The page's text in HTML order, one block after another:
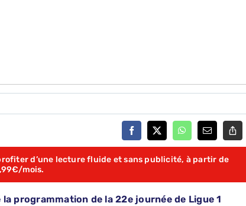
d’une lecture fluide et sans publicité, à partir de
mois.
programmation de la 22e journée de Ligue 1